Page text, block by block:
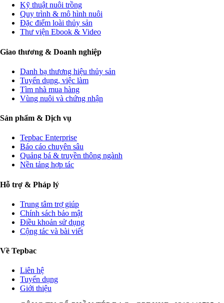
Kỹ thuật nuôi trồng
Quy trình & mô hình nuôi
Đặc điểm loài thủy sản
Thư viện Ebook & Video
Giao thương & Doanh nghiệp
Danh bạ thương hiệu thủy sản
Tuyển dụng, việc làm
Tìm nhà mua hàng
Vùng nuôi và chứng nhận
Sản phẩm & Dịch vụ
Tepbac Enterprise
Báo cáo chuyên sâu
Quảng bá & truyền thông ngành
Nền tảng hợp tác
Hỗ trợ & Pháp lý
Trung tâm trợ giúp
Chính sách bảo mật
Điều khoản sử dụng
Cộng tác và bài viết
Về Tepbac
Liên hệ
Tuyển dụng
Giới thiệu